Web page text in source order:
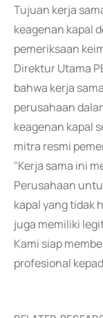
Tujuan kerja
keagenan kapal
pemeriksaan
Direktur Utama
bahwa kerja
perusahaan
keagenan kapal
mitra resmi
"Kerja sama ini
Perusahaan
kapal yang tidak
juga memiliki
Kami siap
profesional